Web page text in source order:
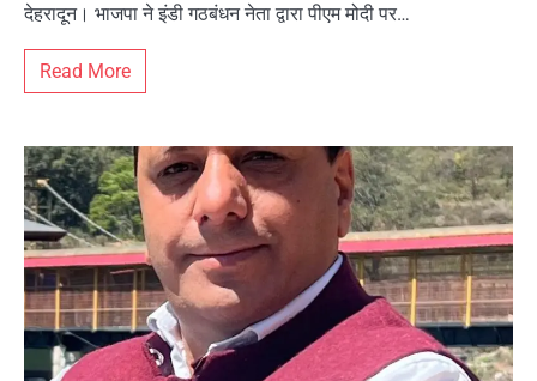
देहरादून। भाजपा ने इंडी गठबंधन नेता द्वारा पीएम मोदी पर…
Read More